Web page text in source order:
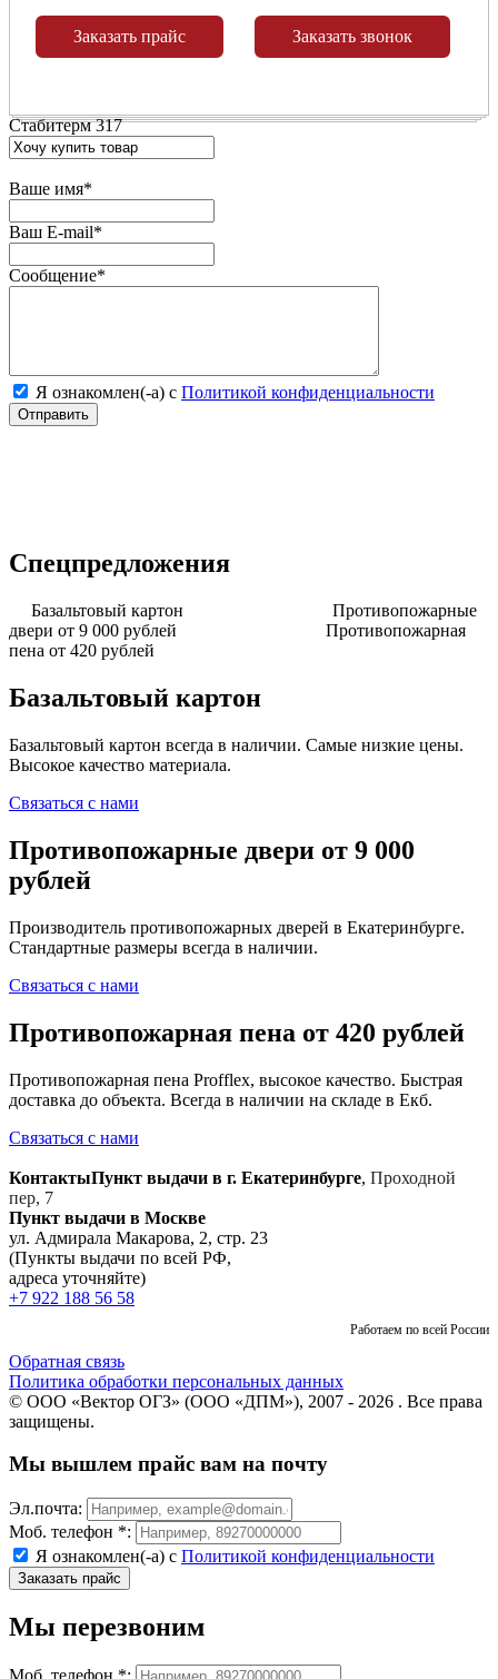
Заказать прайс Заказать звонок
Стабитерм 317
Ваше имя*
Ваш E-mail*
Сообщение*
Я ознакомлен(-а) с Политикой конфиденциальности
Спецпредложения
Базальтовый картон
Противопожарные
двери от 9 000 рублей
Противопожарная
пена от 420 рублей
Базальтовый картон
Базальтовый картон всегда в наличии. Самые низкие цены.
Высокое качество материала.
Связаться с нами
Противопожарные двери от 9 000
рублей
Производитель противопожарных дверей в Екатеринбурге.
Стандартные размеры всегда в наличии.
Связаться с нами
Противопожарная пена от 420 рублей
Противопожарная пена Profflex, высокое качество. Быстрая
доставка до объекта. Всегда в наличии на складе в Екб.
Связаться с нами
КонтактыПункт выдачи в г. Екатеринбурге, Проходной
пер, 7
Пункт выдачи в Москве
ул. Адмирала Макарова, 2, стр. 23
(Пункты выдачи по всей РФ,
адреса уточняйте)
+7 922 188 56 58
Работаем по всей России
Обратная связь
Политика обработки персональных данных
© ООО «Вектор ОГЗ» (ООО «ДПМ»), 2007 - 2026 . Все права
защищены.
Мы вышлем прайс вам на почту
Эл.почта:
Моб. телефон *:
Я ознакомлен(-а) с Политикой конфиденциальности
Мы перезвоним
Моб. телефон *: